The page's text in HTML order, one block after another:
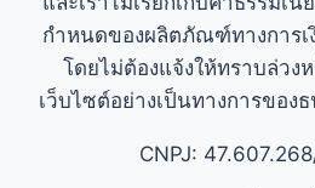
กำหนดของผลิตภัณฑ์ทางการเ
โดยไม่ต้องแจ้งให้ทราบล่วง
เว็บไซต์อย่างเป็นทางการของ
CNPJ: